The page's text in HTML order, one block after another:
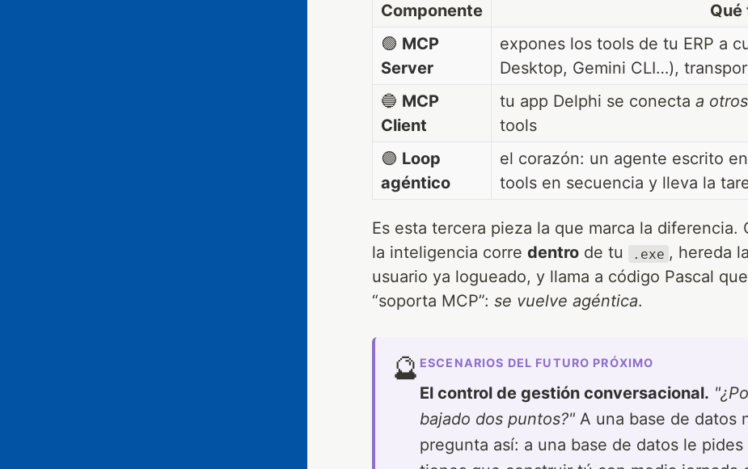
Componente
Qué
🟢 MCP
Server
expones los tools de tu ERP a
Desktop, Gemini CLI…),
🔵 MCP
Client
tu app Delphi se conecta a otros
tools
🟣 Loop
agéntico
el corazón: un agente escrito
tools en secuencia y lleva la
Es esta tercera pieza la que marca la diferencia.
la inteligencia corre dentro de tu .exe , hereda
usuario ya logueado, y llama a código Pascal
“soporta MCP”: se vuelve agéntica.
🔮 ESCENARIOS DEL FUTURO PRÓXIMO
El control de gestión conversacional.
bajado dos puntos?" A una base de datos
pregunta así: a una base de datos le